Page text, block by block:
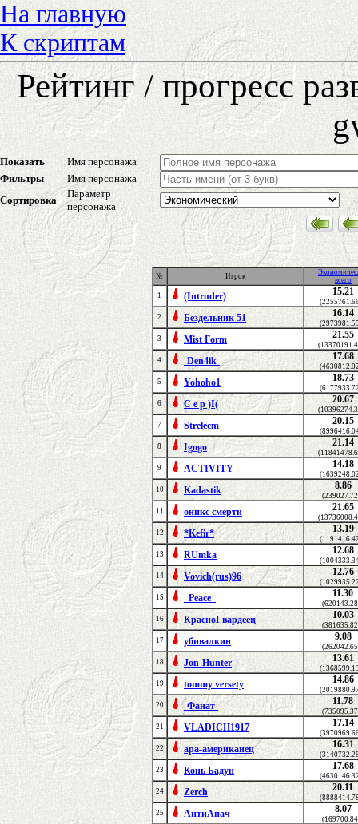
На главную
К скриптам
Рейтинг / прогресс
Показать
Имя персонажа
Фильтры
Имя персонажа
Сортировка
Параметр
персонажа
№ Игрок
всего
1
(Intruder) 15.21
2
Бездельник 51 16.14
3
Mist Form 21.55
4
-Den4ik- 17.68
5
Yohoho1 18.73
6
C e p )I( 20.67
7
Strelecm 20.15
8
Igogo 21.14
9
ACTIVITY 14.18
10
Kadastik 8.86
11
оникс смерти 21.65
12
*Kefir* 13.19
13
RUmka 12.68
14
Vovich(rus)96 12.76
15
_Peace_ 11.30
16
КрасноГвардеец 10.03
17
убивалкин 9.08
18
Jon-Hunter 13.61
19
tommy versety 14.86
20
-Фанат- 11.78
21
VLADICH1917 17.14
22
ара-американец 16.31
23
Конь Бадун 17.68
24
Zerch 20.11
25
АнтиАпач 8.07